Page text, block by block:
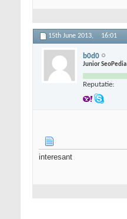
15th June 2013, 16:01
b0d0
Junior SeoPedia
Reputatie:
interesant